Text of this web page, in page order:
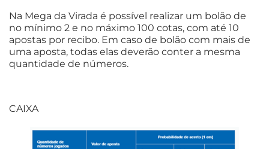
Na Mega da Virada é possível realizar um bolão de
no mínimo 2 e no máximo 100 cotas, com até 10
apostas por recibo. Em caso de bolão com mais de
uma aposta, todas elas deverão conter a mesma
quantidade de números.
CAIXA